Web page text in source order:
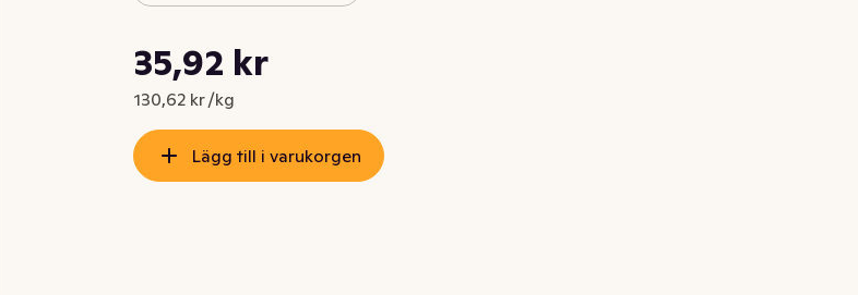
Nuvarande pris är: 35,92 kr
35,92 kr
130,62 kr /kg
Styckpris: 130,62 kr /kg
Lägg till i varukorgen